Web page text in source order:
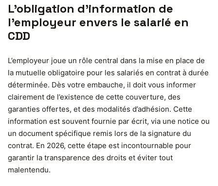
L’obligation d’information de
l’employeur envers le salarié en
CDD
L’employeur joue un rôle central dans la mise en place de
la mutuelle obligatoire pour les salariés en contrat à durée
déterminée. Dès votre embauche, il doit vous informer
clairement de l’existence de cette couverture, des
garanties offertes, et des modalités d’adhésion. Cette
information est souvent fournie par écrit, via une notice ou
un document spécifique remis lors de la signature du
contrat. En 2026, cette étape est incontournable pour
garantir la transparence des droits et éviter tout
malentendu.